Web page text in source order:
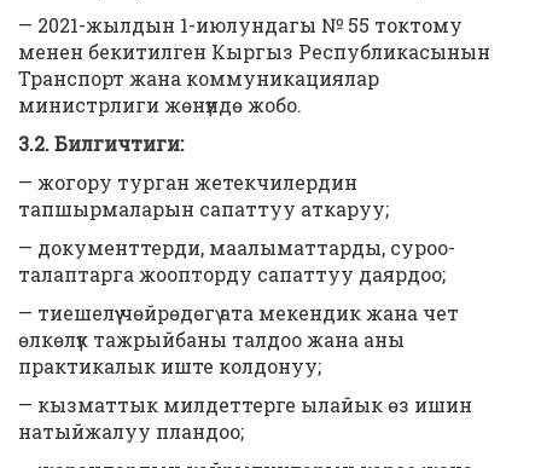
— 2021-жылдын 1-июлундагы № 55 токтому
менен бекитилген Кыргыз Республикасынын
Транспорт жана коммуникациялар
министрлиги жөнүндө жобо.
3.2. Билгичтиги:
— жогору турган жетекчилердин
тапшырмаларын сапаттуу аткаруу;
— документтерди, маалыматтарды, суроо-
талаптарга жоопторду сапаттуу даярдоо;
— тиешелүү чөйрөдөгү ата мекендик жана чет
өлкөлүк тажрыйбаны талдоо жана аны
практикалык иште колдонуу;
— кызматтык милдеттерге ылайык өз ишин
натыйжалуу пландоо;